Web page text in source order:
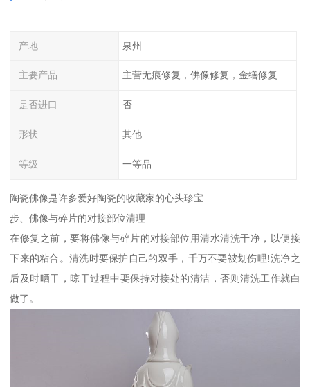
产地 泉州
主要产品 主营无痕修复，佛像修复，金缮修复等各种修复
是否进口 否
形状 其他
等级 一等品
陶瓷佛像是许多爱好陶瓷的收藏家的心头珍宝
步、佛像与碎片的对接部位清理
在修复之前，要将佛像与碎片的对接部位用清水清洗干净，以便接
下来的粘合。清洗时要保护自己的双手，千万不要被划伤哩!洗净之
后及时晒干，晾干过程中要保持对接处的清洁，否则清洗工作就白
做了。